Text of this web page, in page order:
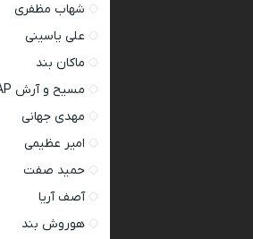
شهاب مظفری
علی یاسینی
ماکان بند
مسیح و آرش AP
مهدی جهانی
امیر عظیمی
حمید صفت
آصف آریا
هوروش بند